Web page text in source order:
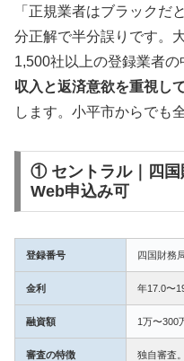
「正規業者はブラックだ
分正解で半分誤りです。
1,500社以上の登録業者の
収入と返済意欲を重視し
します。小平市からでも
① セントラル｜四国
Web申込み可
登録番号 四国財務
金利 年17.0〜
融資額 1万〜300
審査の特徴 独自審査